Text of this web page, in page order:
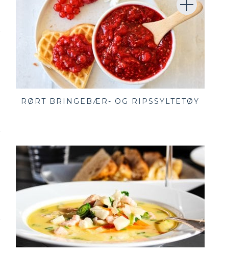
RØRT BRINGEBÆR- OG RIPSSYLTETØY